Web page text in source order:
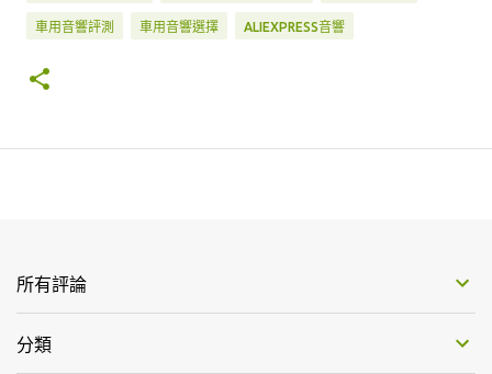
車用音響評測 車用音響選擇 ALIEXPRESS音響
所有評論
分類